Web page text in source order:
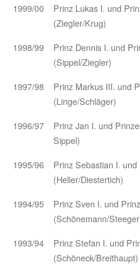
1999/00
Prinz Lukas I. und
(Ziegler/Krug)
1998/99
Prinz Dennis I. und
(Sippel/Ziegler)
1997/98
Prinz Markus III. und
(Linge/Schläger)
1996/97
Prinz Jan I. und
Sippel)
1995/96
Prinz Sebastian I.
(Heller/Diestertich)
1994/95
Prinz Sven I. und
(Schönemann/
1993/94
Prinz Stefan I. und
(Schöneck/Breithaupt)